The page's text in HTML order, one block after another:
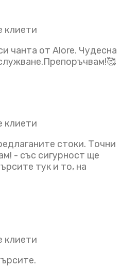
чанта от Alore. Чудесна
стоки. Точни
- със сигурност ще
тук и то, на